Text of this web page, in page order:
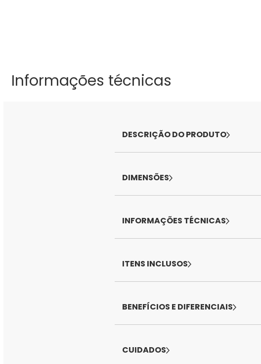
Informações técnicas
DESCRIÇÃO DO PRODUTO
DIMENSÕES
INFORMAÇÕES TÉCNICAS
ITENS INCLUSOS
BENEFÍCIOS E DIFERENCIAIS
CUIDADOS